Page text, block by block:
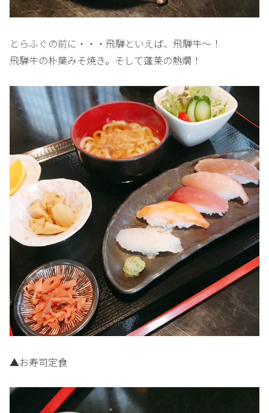
とらふぐの前に・・・飛騨といえば、飛騨牛～！
飛騨牛の朴葉みそ焼き。そして蓬莱の熱燗！
▲お寿司定食